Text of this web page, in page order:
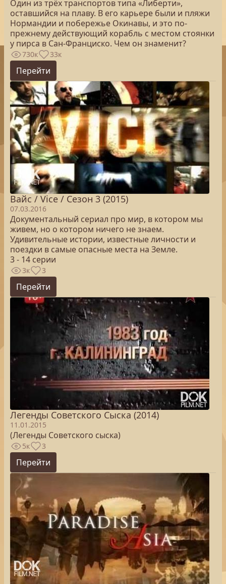
Один из трёх транспортов типа «Либерти»,
оставшийся на плаву. В его карьере были и пляжи
Нормандии и побережье Окинавы, и это по-
прежнему действующий корабль с местом стоянки
у пирса в Сан-Франциско. Чем он знаменит?
730к 33к
Перейти
Вайс / Vice / Сезон 3 (2015)
07.03.2016
Документальный сериал про мир, в котором мы
живем, но о котором ничего не знаем.
Удивительные истории, известные личности и
поездки в самые опасные места на Земле.
3 - 14 серии
3к 3
Перейти
Легенды Советского Сыска (2014)
11.01.2015
(Легенды Советского сыска)
5к 3
Перейти